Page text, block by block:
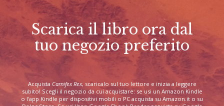
Scarica il libro ora dal
tuo negozio preferito
Acquista Carnifex Rex, scaricalo sul tuo lettore e inizia a leggere
subito! Scegli il negozio da cui acquistare: se usi un Amazon Kindle
o l'app Kindle per dispositivi mobili o PC acquista su Amazon.it o su